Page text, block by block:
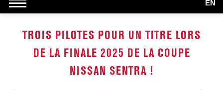
EN
TROIS PILOTES POUR UN TITRE LORS
DE LA FINALE 2025 DE LA COUPE
NISSAN SENTRA !